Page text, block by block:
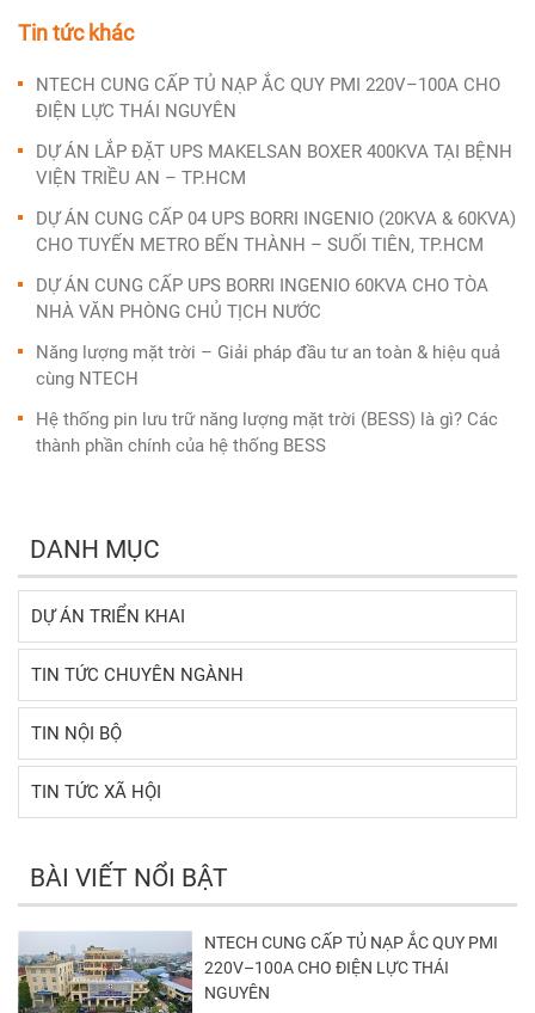
Tin tức khác
NTECH CUNG CẤP TỦ NẠP ẮC QUY PMI 220V–100A CHO
ĐIỆN LỰC THÁI NGUYÊN
DỰ ÁN LẮP ĐẶT UPS MAKELSAN BOXER 400KVA TẠI BỆNH
VIỆN TRIỀU AN – TP.HCM
DỰ ÁN CUNG CẤP 04 UPS BORRI INGENIO (20KVA & 60KVA)
CHO TUYẾN METRO BẾN THÀNH – SUỐI TIÊN, TP.HCM
DỰ ÁN CUNG CẤP UPS BORRI INGENIO 60KVA CHO TÒA
NHÀ VĂN PHÒNG CHỦ TỊCH NƯỚC
Năng lượng mặt trời – Giải pháp đầu tư an toàn & hiệu quả
cùng NTECH
Hệ thống pin lưu trữ năng lượng mặt trời (BESS) là gì? Các
thành phần chính của hệ thống BESS
DANH MỤC
DỰ ÁN TRIỂN KHAI
TIN TỨC CHUYÊN NGÀNH
TIN NỘI BỘ
TIN TỨC XÃ HỘI
BÀI VIẾT NỔI BẬT
NTECH CUNG CẤP TỦ NẠP ẮC QUY PMI
220V–100A CHO ĐIỆN LỰC THÁI
NGUYÊN